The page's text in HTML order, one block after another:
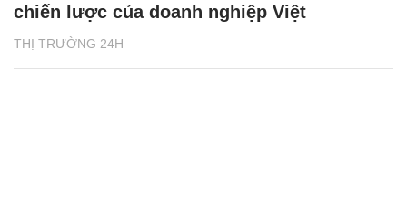
THỊ TRƯỜNG 24H
chiến lược của doanh nghiệp Việt